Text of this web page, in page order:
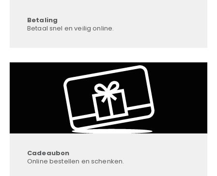
Betaling
Betaal snel en veilig online.
Cadeaubon
Online bestellen en schenken.